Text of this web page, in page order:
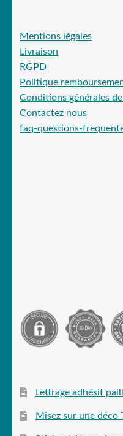
Mentions légales
Livraison
RGPD
Politique
Conditions générales
Contactez nous
faq-questions-
Lettrage adhésif
Misez sur une